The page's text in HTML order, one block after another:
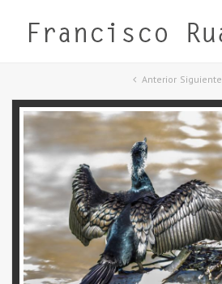
Anterior Siguiente